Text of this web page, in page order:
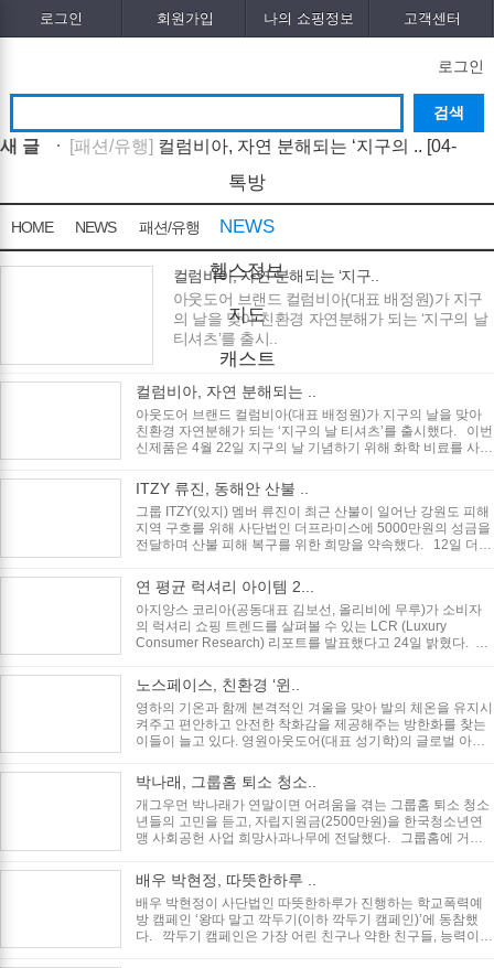
로그인 회원가입 나의 쇼핑정보 고객센터
로그인
새 글 [패션/유행] 컬럼비아, 자연 분해되는 ‘지구의 .. [04-
ITZY 류진, 동해안 산불 피해 성금 5..
12][보도자료/칼럼] GS25, 워너브라더스와 배트맨콜라
[04-05]
[건강] 봄철 자살률 증가, 10대 청소년이 위..
[건강] 향긋한 봄내음 가득 제철나물, 효능..
봄에 심해지는 알레르기 비염 예방수.. [03-28]
[보도자료/칼럼] 오뚜기, 브랜드 경험 공간 ‘오키친
[보도자료/칼럼] GS25, 하이트진로와 손잡고 ‘갓생
폭..[05-24]
[건강] 무조건 탄수화물 끊기? 당류부터 줄..
[다이어트] 운동 어려울때 다이어트 도움되는
[05-19]
톡방
NEWS
헬스정보
지도
캐스트
HOME NEWS 패션/유행
컬럼비아, 자연 분해되는 ‘지구..
아웃도어 브랜드 컬럼비아(대표 배정원)가 지구
의 날을 맞아 친환경 자연분해가 되는 ‘지구의 날
티셔츠’를 출시..
글쓰기
컬럼비아, 자연 분해되는 ..
아웃도어 브랜드 컬럼비아(대표 배정원)가 지구의 날을 맞아
친환경 자연분해가 되는 ‘지구의 날 티셔츠’를 출시했다. 이번
신제품은 4월 22일 지구의 날 기념하기 위해 화학 비료를 사용
ITZY 류진, 동해안 산불 ..
그룹 ITZY(있지) 멤버 류진이 최근 산불이 일어난 강원도 피해
지역 구호를 위해 사단법인 더프라미스에 5000만원의 성금을
전달하며 산불 피해 복구를 위한 희망을 약속했다. 12일 더프
연 평균 럭셔리 아이템 2...
아지앙스 코리아(공동대표 김보선, 올리비에 무루)가 소비자
의 럭셔리 쇼핑 트렌드를 살펴볼 수 있는 LCR (Luxury
Consumer Research) 리포트를 발표했다고 24일 밝혔다.
노스페이스, 친환경 ‘윈..
영하의 기온과 함께 본격적인 겨울을 맞아 발의 체온을 유지시
켜주고 편안하고 안전한 착화감을 제공해주는 방한화를 찾는
이들이 늘고 있다. 영원아웃도어(대표 성기학)의 글로벌 아웃
박나래, 그룹홈 퇴소 청소..
개그우먼 박나래가 연말이면 어려움을 겪는 그룹홈 퇴소 청소
년들의 고민을 듣고, 자립지원금(2500만원)을 한국청소년연
맹 사회공헌 사업 희망사과나무에 전달했다. 그룹홈에 거주
배우 박현정, 따뜻한하루 ..
배우 박현정이 사단법인 따뜻한하루가 진행하는 학교폭력예
방 캠페인 ‘왕따 말고 깍두기(이하 깍두기 캠페인)’에 동참했
다. 깍두기 캠페인은 가장 어린 친구나 약한 친구들, 능력이